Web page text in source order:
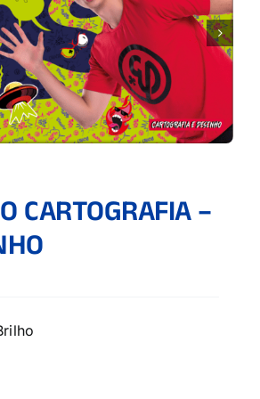
CARTOGRAFIA –